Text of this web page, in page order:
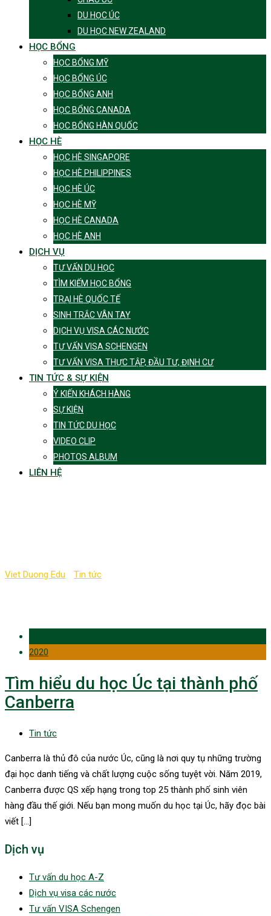
DU HỌC ÚC
DU HỌC NEW ZEALAND
HỌC BỔNG
HỌC BỔNG MỸ
HỌC BỔNG ÚC
HỌC BỔNG ANH
HỌC BỔNG CANADA
HỌC BỔNG HÀN QUỐC
HỌC HÈ
HỌC HÈ SINGAPORE
HỌC HÈ PHILIPPINES
HỌC HÈ ÚC
HỌC HÈ MỸ
HỌC HÈ CANADA
HỌC HÈ ANH
DỊCH VỤ
TƯ VẤN DU HỌC
TÌM KIẾM HỌC BỔNG
TRẠI HÈ QUỐC TẾ
SINH TRẮC VÂN TAY
DỊCH VỤ VISA CÁC NƯỚC
TƯ VẤN VISA SCHENGEN
TƯ VẤN VISA THỰC TẬP, ĐẦU TƯ, ĐỊNH CƯ
TIN TỨC & SỰ KIỆN
Ý KIẾN KHÁCH HÀNG
SỰ KIỆN
TIN TỨC DU HỌC
VIDEO CLIP
PHOTOS ALBUM
LIÊN HỆ
Viet Duong Edu Tin tức
2020
Tìm hiểu du học Úc tại thành phố
Canberra
Tin tức
Canberra là thủ đô của nước Úc, cũng là nơi quy tụ những trường
đại học danh tiếng và chất lượng cuộc sống tuyệt vời. Năm 2019,
Canberra được QS xếp hạng trong top 25 thành phố sinh viên
hàng đầu thế giới. Nếu bạn mong muốn du học tại Úc, hãy đọc bài
viết […]
Dịch vụ
Tư vấn du học A-Z
Dịch vụ visa các nước
Tư vấn VISA Schengen